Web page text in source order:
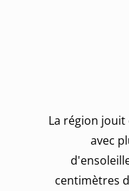
La région
avec
centimètres